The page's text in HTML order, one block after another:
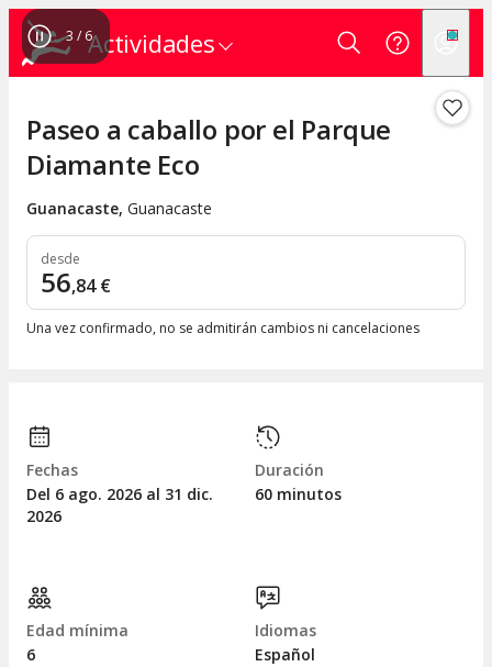
Actividades
3 / 6
Paseo a caballo por el Parque
Diamante Eco
Guanacaste, Guanacaste
desde
56,84 €
Una vez confirmado, no se admitirán cambios ni cancelaciones
Fechas
Del 6 ago. 2026 al 31 dic.
2026
Duración
60 minutos
Edad mínima
6
Idiomas
Español